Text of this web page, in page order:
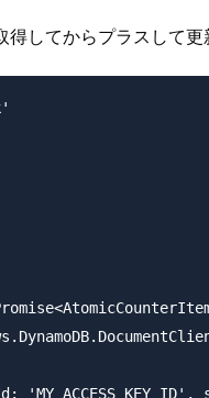
してからプラスして更
'MY_ACCESS_KEY_ID',